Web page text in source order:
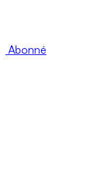
Abonné